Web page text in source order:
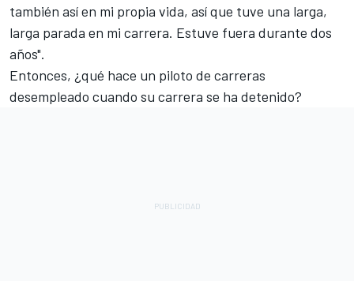
también así en mi propia vida, así que tuve una larga,
larga parada en mi carrera. Estuve fuera durante dos
años".
Entonces, ¿qué hace un piloto de carreras
desempleado cuando su carrera se ha detenido?